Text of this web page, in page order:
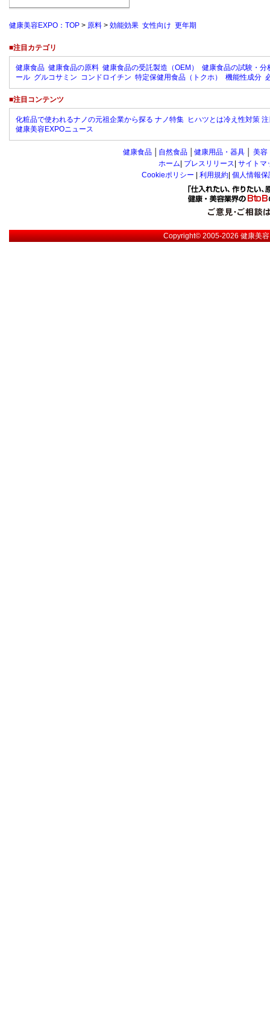
健康美容EXPO：TOP > 原料 > 効能効果 女性向け 更年期
■注目カテゴリ
健康食品 健康食品の原料 健康食品の受託製造（OEM）
健康食品の試験・分
ール グルコサミン コンドロイチン 特定保健用食品（トクホ） 機能性成分
■注目コンテンツ
化粧品で使われるナノの元祖企業から探る ナノ特集 ヒハツとは冷え性対策
健康美容EXPOニュース
健康食品 自然食品 健康用品・器具 美容
ホーム プレスリリース サイトマ
Cookieポリシー
利用規約 個人情報
Copyright© 2005-2026健康美